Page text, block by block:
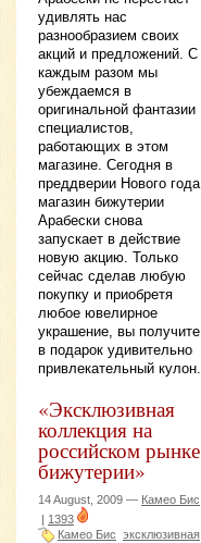
удивлять нас
разнообразием своих
акций и предложений. С
каждым разом мы
убеждаемся в
оригинальной фантазии
специалистов,
работающих в этом
магазине. Сегодня в
преддверии Нового года
магазин бижутерии
Арабески снова
запускает в действие
новую акцию. Только
сейчас сделав любую
покупку и приобретя
любое ювелирное
украшение, вы получите
в подарок удивительно
привлекательный кулон.
«Эксклюзивная
коллекция на
российском рынке
бижутерии»
14 August, 2009 — Камео Бис
| 1393
Камео Бис эксклюзивная